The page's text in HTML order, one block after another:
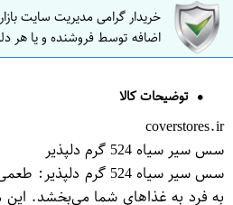
خریدار گرامی مدیریت سایت
اضافه توسط فروشنده و یا هر
توضیحات کالا
coverstores.ir
سس سیر سیاه 524 گرم دلپذیر